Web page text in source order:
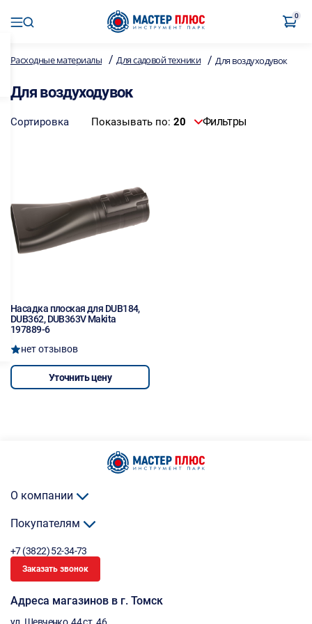
0
Расходные материалы /Для садовой техники / Для воздуходувок
Для воздуходувок
Сортировка Показывать по: 20 Фильтры
Насадка плоская для DUB184,
DUB362, DUB363V Makita
197889-6
нет отзывов
Уточнить цену
О компании
Покупателям
+7 (3822) 52-34-73
Заказать звонок
Адреса магазинов в г. Томск